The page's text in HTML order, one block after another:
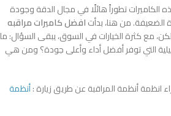
الكاميرات تطوراً هائلًا في مجال الدقة وجودة
من هنا، بدأتافضل كاميرات مراقبه
مع كثرة الخيارات في السوق، يبقى السؤال: ما
التي توفر أفضل أداء وأعلى جودة؟ ومن هي
أنظمة المراقبة عن طريق زيارة :أنظمة